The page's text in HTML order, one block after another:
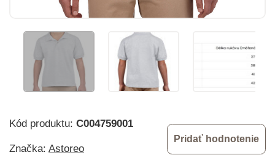
Kód produktu: C004759001
Značka: Astoreo
Pridať hodnotenie